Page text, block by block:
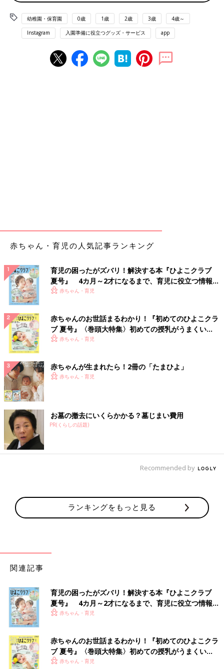
出典：Instagramアカウント「kuu_mama_ikuji」
で、子どもを抱っこして荷物を持って靴も持つのは思いのほか大
変です。だからと言って靴をカバンに入れるのも嫌ですよね。そ
んな時に便利なのが、カバンに付けられる「シューズストラッ
プ」です。くうさんのようにゴムの輪に靴底をあわせて通せば、
汚れることなく持ち運ぶことができますよ。お出かけの際にある
と便利なので、普段からカバンに付けておくのがおすすめ！
【インナーヘルメット】自転車送迎派におすすめ！
幼稚園・保育園 0歳 1歳 2歳 3歳 4歳～
Instagram 入園準備に役立つグッズ・サービス app
赤ちゃん・育児の人気記事ランキング
育児の困ったがズバリ！解決する本『ひよこクラブ
夏号』 4カ月～2才になるまで、育児に役立つ情報が
いっぱい！
赤ちゃん・育児
赤ちゃんのお世話まるわかり！『初めてのひよこクラ
ブ 夏号』〈巻頭大特集〉初めての授乳がうまくい
く！ おっぱい・ミルクの基本と夏のトラブル 解決テ
赤ちゃん・育児
赤ちゃんが生まれたら！2冊の「たまひよ」
赤ちゃん・育児
お墓の撤去にいくらかかる？墓じまい費用
PR(くらしの話題)
Recommended by
ランキングをもっと見る
関連記事
育児の困ったがズバリ！解決する本『ひよこクラブ
夏号』 4カ月～2才になるまで、育児に役立つ情報が
いっぱい！
赤ちゃん・育児
赤ちゃんのお世話まるわかり！『初めてのひよこクラ
ブ 夏号』〈巻頭大特集〉初めての授乳がうまくい
く！ おっぱい・ミルクの基本と夏のトラブル 解決テ
赤ちゃん・育児